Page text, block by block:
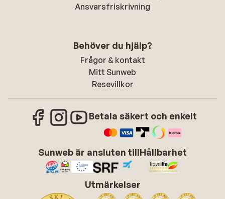
Ansvarsfriskrivning
Behöver du hjälp?
Frågor & kontakt
Mitt Sunweb
Resevillkor
Betala säkert och enkelt
Sunweb är ansluten tillHållbarhet
Utmärkelser